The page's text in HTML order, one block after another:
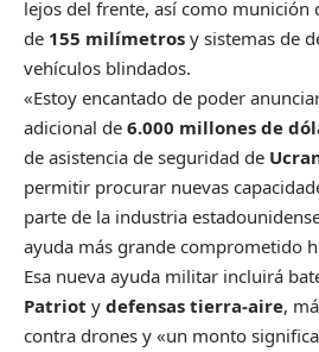
lejos del frente, así como munición
de 155 milímetros y sistemas de
vehículos blindados.
«Estoy encantado de poder
adicional de 6.000 millones de
de asistencia de seguridad de
permitir procurar nuevas
parte de la industria
ayuda más grande comprometido
Esa nueva ayuda militar incluirá
Patriot y defensas tierra-aire,
contra drones y «un monto